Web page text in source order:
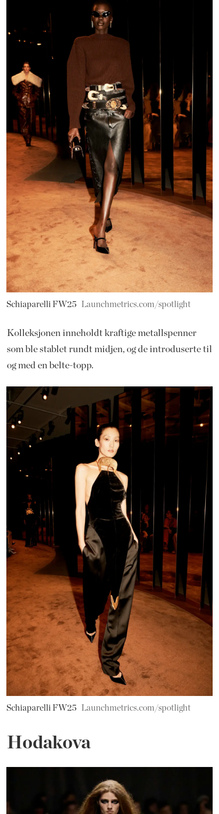
Schiaparelli FW25 Launchmetrics.com/spotlight
Kolleksjonen inneholdt kraftige metallspenner
som ble stablet rundt midjen, og de introduserte til
og med en belte-topp.
Schiaparelli FW25 Launchmetrics.com/spotlight
Hodakova